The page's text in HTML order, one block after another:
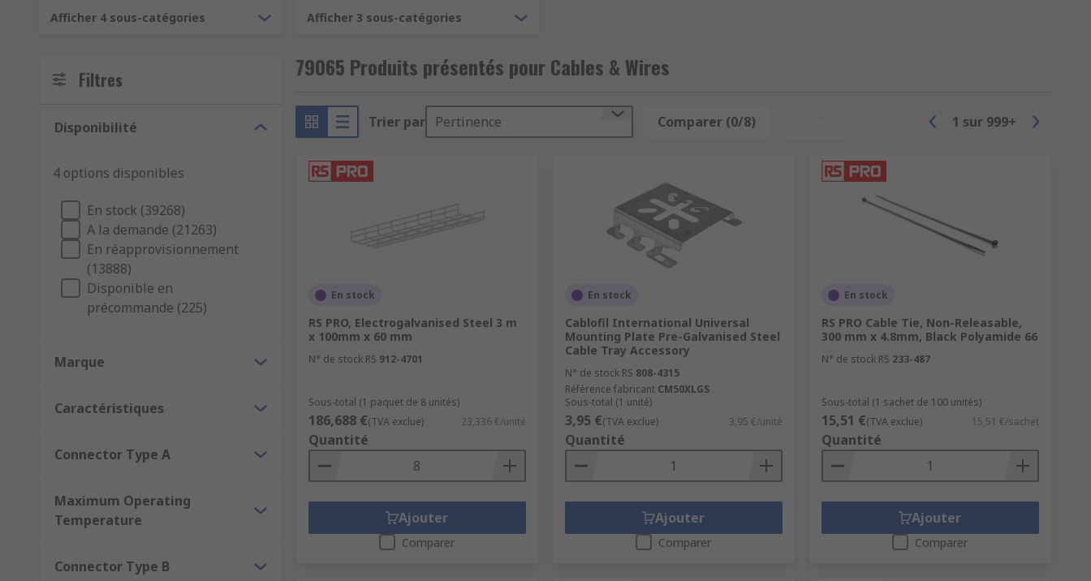
Afficher 4 sous-catégories Afficher 3 sous-catégories
Filtres
Disponibilité
4 options disponibles
En stock (39268)
A la demande (21263)
En réapprovisionnement
(13888)
Disponible en
précommande (225)
Marque
Caractéristiques
Connector Type A
Maximum Operating
Temperature
Connector Type B
79065 Produits présentés pour Cables & Wires
Trier par Pertinence Comparer (0/8) 1 sur 999+
En stock
RS PRO, Electrogalvanised Steel 3 m
x 100mm x 60 mm
N° de stock RS 912-4701
Sous-total (1 paquet de 8 unités)
186,688 €(TVA exclue) 23,336 €/unité
Quantité
Ajouter
Comparer
En stock
Cablofil International Universal
Mounting Plate Pre-Galvanised Steel
Cable Tray Accessory
N° de stock RS 808-4315
Référence fabricant CM50XLGS
Sous-total (1 unité)
3,95 €(TVA exclue) 3,95 €/unité
Quantité
Ajouter
Comparer
En stock
RS PRO Cable Tie, Non-Releasable,
300 mm x 4.8mm, Black Polyamide 66
N° de stock RS 233-487
Sous-total (1 sachet de 100 unités)
15,51 €(TVA exclue) 15,51 €/sachet
Quantité
Ajouter
Comparer